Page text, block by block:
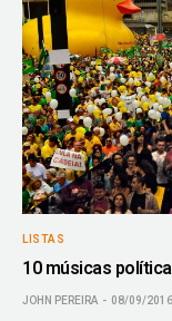
LISTAS
10 músicas
JOHN PEREIRA 08/09/2016